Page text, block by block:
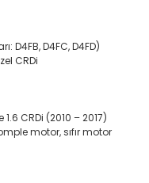
D4FB, D4FC, D4FD)
CRDi
CRDi (2010 – 2017)
motor, sıfır motor